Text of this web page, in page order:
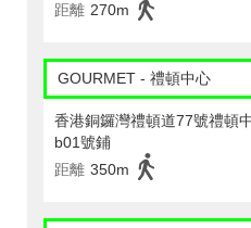
距離 270m
GOURMET - 禮頓中心
香港銅鑼灣禮頓道77號禮頓
b01號鋪
距離 350m